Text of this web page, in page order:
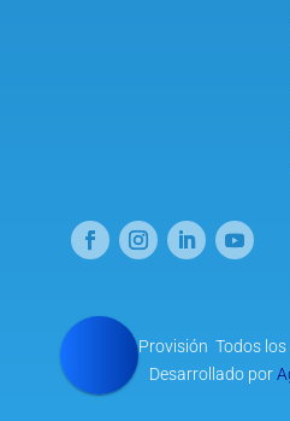
© 2021 Provisión Todos
Desarrollado por